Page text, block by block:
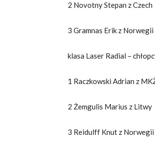
2 Novotny Stepan z Czech
3 Gramnas Erik z Norwegii
klasa Laser Radial –
1 Raczkowski Adrian z
2 Żemgulis Marius z Litwy
3 Reidulff Knut z Norwegii